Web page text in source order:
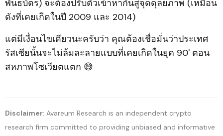
พันธบัตร) จะต้องปรับตัวเข้าหากันสู่จุดดุลยภาพ (เหมือน
ดังที่เคยเกิดในปี 2009 และ 2014)
แต่มีเงื่อนไขเดียวนะครับว่า คุณต้องเชื่อมั่นว่าประเทศ
รัสเซียนั้นจะไม่ล้มละลายแบบที่เคยเกิดในยุค 90' ตอน
สหภาพโซเวียตแตก 😅
Disclaimer: Avareum Research is an independent crypto
research firm committed to providing unbiased and informative